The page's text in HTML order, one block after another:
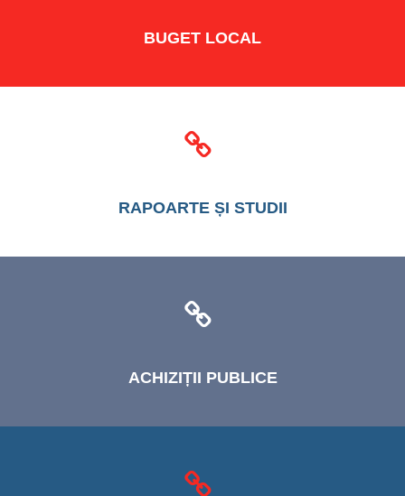
BUGET LOCAL
RAPOARTEȘI STUDII
ACHIZIȚII PUBLICE